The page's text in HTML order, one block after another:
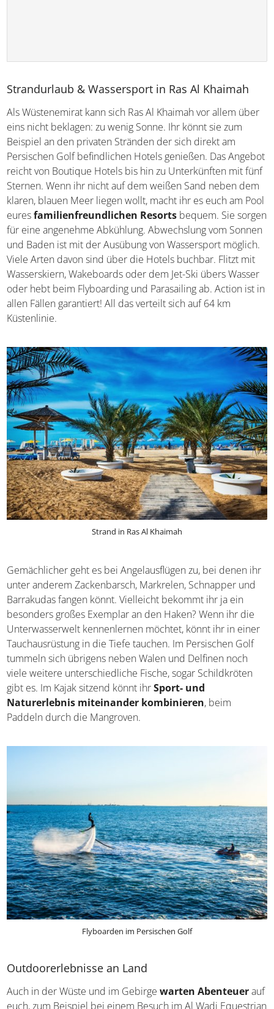
Strandurlaub & Wassersport in Ras Al Khaimah
Als Wüstenemirat kann sich Ras Al Khaimah vor allem über
eins nicht beklagen: zu wenig Sonne. Ihr könnt sie zum
Beispiel an den privaten Stränden der sich direkt am
Persischen Golf befindlichen Hotels genießen. Das Angebot
reicht von Boutique Hotels bis hin zu Unterkünften mit fünf
Sternen. Wenn ihr nicht auf dem weißen Sand neben dem
klaren, blauen Meer liegen wollt, macht ihr es euch am Pool
euresfamilienfreundlichen Resorts bequem. Sie sorgen
für eine angenehme Abkühlung. Abwechslung vom Sonnen
und Baden ist mit der Ausübung von Wassersport möglich.
Viele Arten davon sind über die Hotels buchbar. Flitzt mit
Wasserskiern, Wakeboards oder dem Jet-Ski übers Wasser
oder hebt beim Flyboarding und Parasailing ab. Action ist in
allen Fällen garantiert! All das verteilt sich auf 64 km
Küstenlinie.
Strand in Ras Al Khaimah
Gemächlicher geht es bei Angelausflügen zu, bei denen ihr
unter anderem Zackenbarsch, Markrelen, Schnapper und
Barrakudas fangen könnt. Vielleicht bekommt ihr ja ein
besonders großes Exemplar an den Haken? Wenn ihr die
Unterwasserwelt kennenlernen möchtet, könnt ihr in einer
Tauchausrüstung in die Tiefe tauchen. Im Persischen Golf
tummeln sich übrigens neben Walen und Delfinen noch
viele weitere unterschiedliche Fische, sogar Schildkröten
gibt es. Im Kajak sitzend könnt ihrSport- und
Naturerlebnis miteinander kombinieren, beim
Paddeln durch die Mangroven.
Flyboarden im Persischen Golf
Outdoorerlebnisse an Land
Auch in der Wüste und im Gebirgewarten Abenteuerauf
euch, zum Beispiel bei einem Besuch im Al Wadi Equestrian